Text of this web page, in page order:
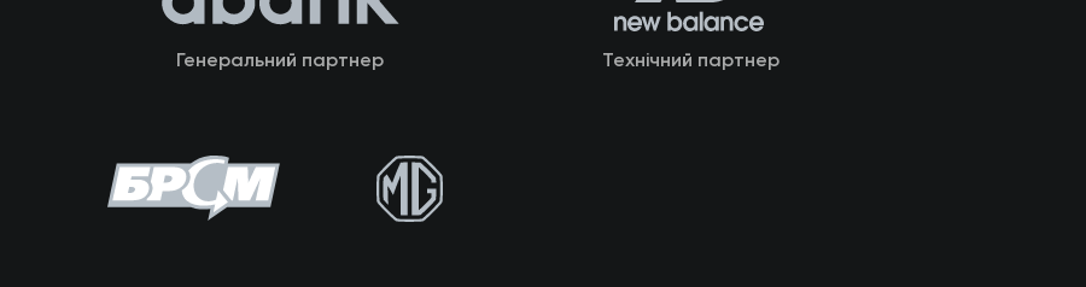
Генеральний партнер Технічний партнер